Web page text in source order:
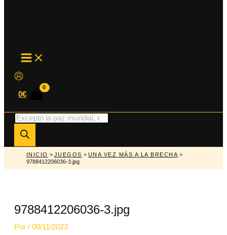
MAIN
MENU
0€
Búsqueda
de
productos
INICIO > JUEGOS > UNA VEZ MÁS A LA BRECHA >
9788412206036-3.jpg
9788412206036-3.jpg
Por / 08/11/2023